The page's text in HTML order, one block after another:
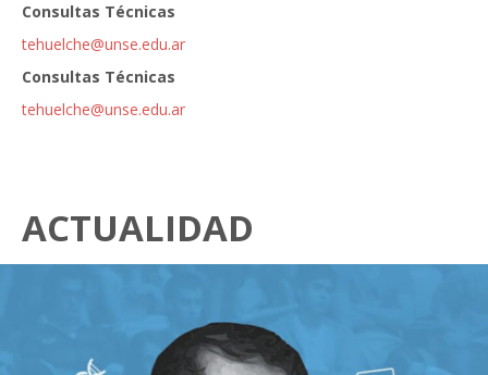
Consultas Técnicas
tehuelche@unse.edu.ar
Consultas Técnicas
tehuelche@unse.edu.ar
ACTUALIDAD